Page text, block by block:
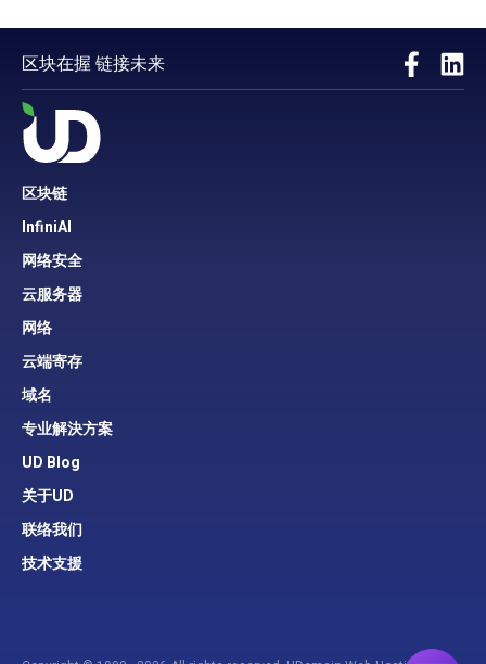
区块在握 链接未来
区块链
InfiniAI
网络安全
云服务器
网络
云端寄存
域名
专业解決方案
UD Blog
关于UD
联络我们
技术支援